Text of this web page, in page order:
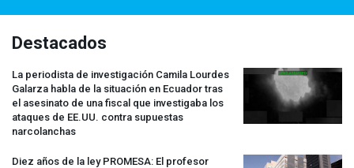
Destacados
La periodista de investigación Camila Lourdes
Galarza habla de la situación en Ecuador tras
el asesinato de una fiscal que investigaba los
ataques de EE.UU. contra supuestas
narcolanchas
Diez años de la ley PROMESA: El profesor